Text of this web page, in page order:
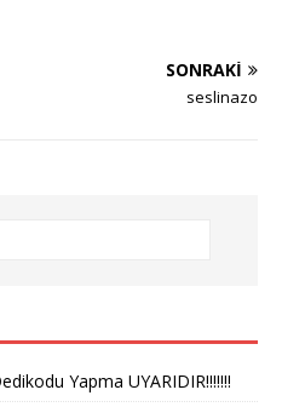
SONRAKI
seslinazo
Yapma UYARIDIR!!!!!!!